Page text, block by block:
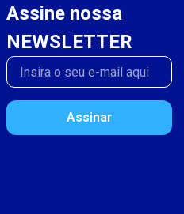
Assine nossa
NEWSLETTER
Assinar